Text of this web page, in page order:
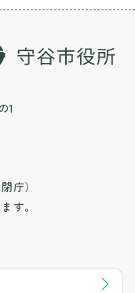
1
庁）
す。